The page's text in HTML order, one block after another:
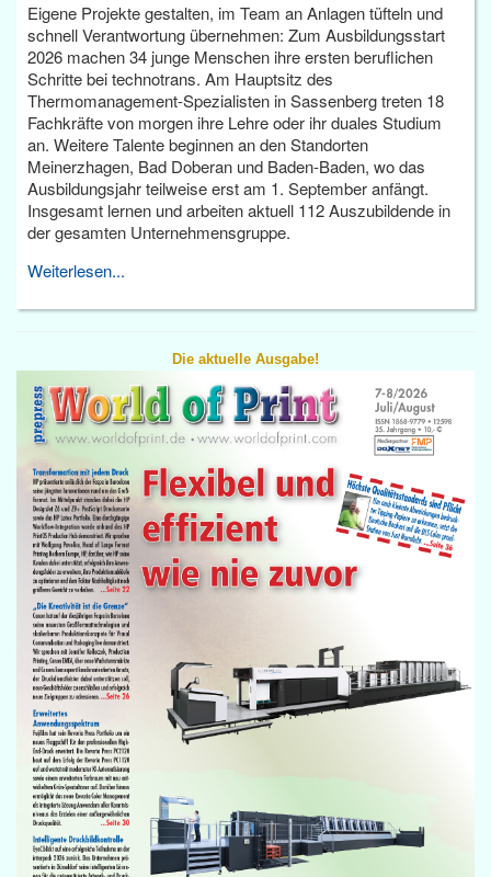
Eigene Projekte gestalten, im Team an Anlagen tüfteln und
schnell Verantwortung übernehmen: Zum Ausbildungsstart
2026 machen 34 junge Menschen ihre ersten beruflichen
Schritte bei technotrans. Am Hauptsitz des
Thermomanagement-Spezialisten in Sassenberg treten 18
Fachkräfte von morgen ihre Lehre oder ihr duales Studium
an. Weitere Talente beginnen an den Standorten
Meinerzhagen, Bad Doberan und Baden-Baden, wo das
Ausbildungsjahr teilweise erst am 1. September anfängt.
Insgesamt lernen und arbeiten aktuell 112 Auszubildende in
der gesamten Unternehmensgruppe.
Weiterlesen...
Die aktuelle Ausgabe!